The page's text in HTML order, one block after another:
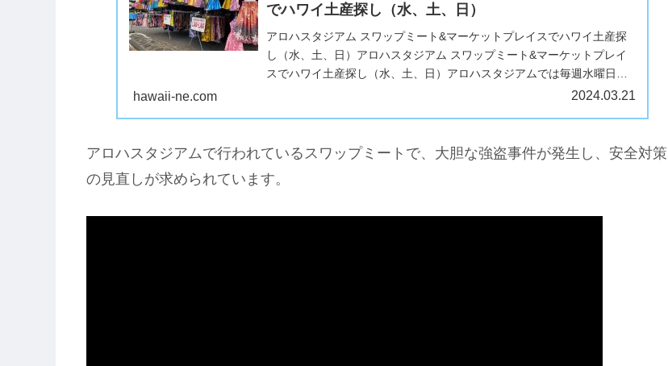
でハワイ土産探し（水、土、日）
アロハスタジアム スワップミート&マーケットプレイスでハワイ土産探
し（水、土、日）アロハスタジアム スワップミート&マーケットプレイ
スでハワイ土産探し（水、土、日）アロハスタジアムでは毎週水曜日・
hawaii-ne.com 2024.03.21
アロハスタジアムで行われているスワップミートで、大胆な強盗事件が発生し、安全対策
の見直しが求められています。